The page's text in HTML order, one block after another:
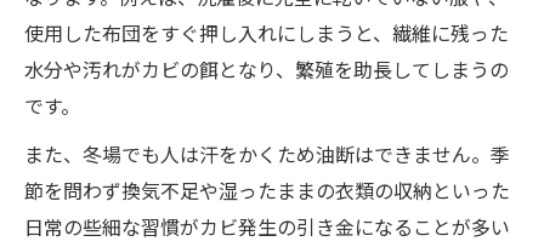
使用した布団をすぐ押し入れにしまうと、繊維に残った
水分や汚れがカビの餌となり、繁殖を助長してしまうの
です。
また、冬場でも人は汗をかくため油断はできません。季
節を問わず換気不足や湿ったままの衣類の収納といった
日常の些細な習慣がカビ発生の引き金になることが多い